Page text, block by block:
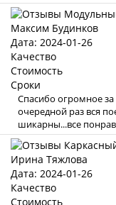
Максим Будинков
Дата: 2024-01-26
Качество
Стоимость
Сроки
Спасибо огромное
очередной раз вся
шикарны...все
Ирина Тяжлова
Дата: 2024-01-26
Качество
Стоимость